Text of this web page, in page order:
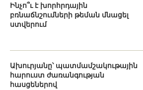
Ինչո՞ւ է խորհրդային
բռնաճնշումների թեման մնացել
ստվերում
Ախուրյանը՝ պատմամշակութային
հարուստ ժառանգության
հասցեներով